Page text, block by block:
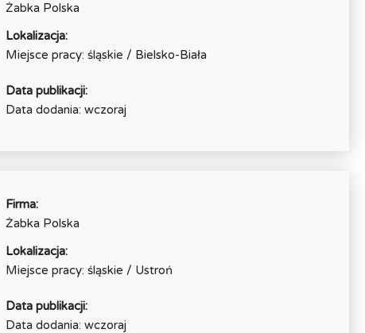
Żabka Polska
Lokalizacja:
Miejsce pracy: śląskie / Bielsko-Biała
Data publikacji:
Data dodania: wczoraj
Firma:
Żabka Polska
Lokalizacja:
Miejsce pracy: śląskie / Ustroń
Data publikacji:
Data dodania: wczoraj